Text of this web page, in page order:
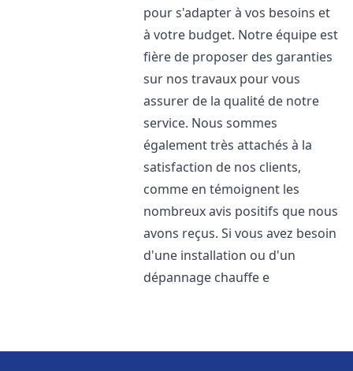
pour s'adapter à vos besoins et
à votre budget. Notre équipe est
fière de proposer des garanties
sur nos travaux pour vous
assurer de la qualité de notre
service. Nous sommes
également très attachés à la
satisfaction de nos clients,
comme en témoignent les
nombreux avis positifs que nous
avons reçus. Si vous avez besoin
d'une installation ou d'un
dépannage chauffe e